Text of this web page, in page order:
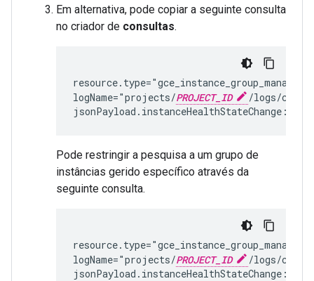
Em alternativa, pode copiar a seguinte consulta
no criador de consultas.
resource.type="gce_instance_group_manager"
logName="projects/PROJECT_ID
/logs/
Pode restringir a pesquisa a um grupo de
instâncias gerido específico através da
seguinte consulta.
resource.type="gce_instance_group_manager"
logName="projects/PROJECT_ID
/logs/
jsonPayload.instanceHealthStateChange:*